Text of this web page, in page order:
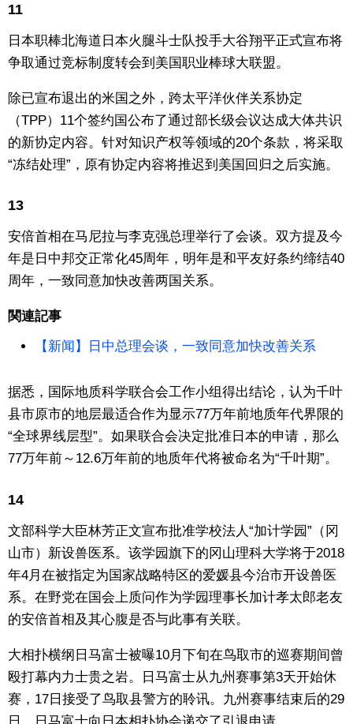
11
日本职棒北海道日本火腿斗士队投手大谷翔平正式宣布将
争取通过竞标制度转会到美国职业棒球大联盟。
除已宣布退出的米国之外，跨太平洋伙伴关系协定
（TPP）11个签约国公布了通过部长级会议达成大体共识
的新协定内容。针对知识产权等领域的20个条款，将采取
“冻结处理”，原有协定内容将推迟到美国回归之后实施。
13
安倍首相在马尼拉与李克强总理举行了会谈。双方提及今
年是日中邦交正常化45周年，明年是和平友好条约缔结40
周年，一致同意加快改善两国关系。
関連記事
【新闻】日中总理会谈，一致同意加快改善关系
据悉，国际地质科学联合会工作小组得出结论，认为千叶
县市原市的地层最适合作为显示77万年前地质年代界限的
“全球界线层型”。如果联合会决定批准日本的申请，那么
77万年前～12.6万年前的地质年代将被命名为“千叶期”。
14
文部科学大臣林芳正文宣布批准学校法人“加计学园”（冈
山市）新设兽医系。该学园旗下的冈山理科大学将于2018
年4月在被指定为国家战略特区的爱媛县今治市开设兽医
系。在野党在国会上质问作为学园理事长加计孝太郎老友
的安倍首相及其心腹是否与此事有关联。
大相扑横纲日马富士被曝10月下旬在鸟取市的巡赛期间曾
殴打幕内力士贵之岩。日马富士从九州赛事第3天开始休
赛，17日接受了鸟取县警方的聆讯。九州赛事结束后的29